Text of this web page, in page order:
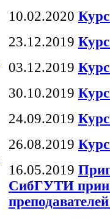
10.02.2020
23.12.2019
03.12.2019
30.10.2019
24.09.2019
26.08.2019
16.05.2019
СибГУТИ